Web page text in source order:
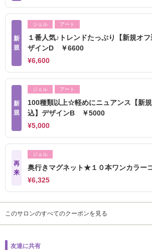
新
規
ジェル アート
１番人気♪トレンドたっぷり【新規オ
ザインD ￥6600
¥6,600
新
規
ジェル アート
100種類以上☆軽めにニュアンス【新
込】デザインB ￥5000
¥5,000
再
来
ジェル
奥行きマグネット★１０本ワンカラー
¥6,325
このサロンのすべてのクーポンを見る
友達に共有